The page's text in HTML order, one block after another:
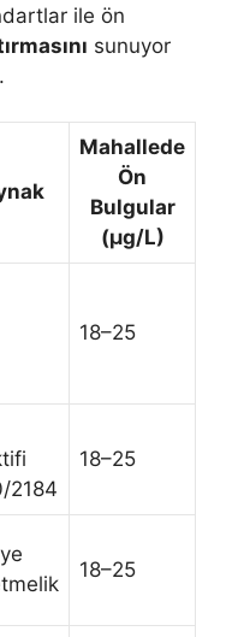
ile ön
sunuyor
.
Mahallede
Ön
Bulgular
(µg/L)
18–25
2184
18–25
18–25